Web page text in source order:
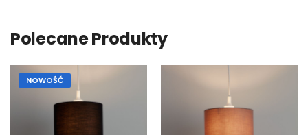
Polecane Produkty
NOWOŚĆ